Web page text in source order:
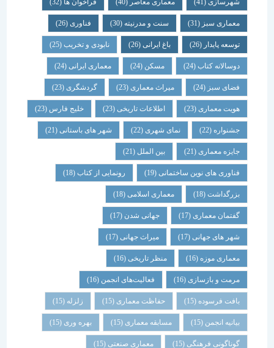
شهرسازی(41) معماری معاصر(40) فراخوان ها (32)
معماری سبز(31) سنت و مدرنیته(30) فناوری (26)
توسعه پایدار(26) باغ ایرانی(26) نابودی و تخریب(25)
دوسالانه کتاب(24) مسکن (24) معماری ایرانی(24)
فضای سبز(24) میراث معماری (23) گردشگری (23)
هویت معماری (23) اطلاعات تاریخی(23) خلیج فارس(23)
جشنواره(22) نمای شهری(22) شهر های باستانی (21)
جایزه معماری (21) بین الملل(21)
فناوری های نوین ساختمانی(19) رونمایی از کتاب (18)
بزرگداشت (18) معماری اسلامی(18)
گفتمان معماری (17) جهانی شدن(17)
شهر های جهانی(17) میراث جهانی(17)
معماری موزه(16) منظر تاریخی (16)
مرمت و بازسازی(16) فعالیت‌های انجمن(16)
بافت فرسوده (15) حفاظت معماری (15) زلزله
بیانیه انجمن(15) مسابقه معماری (15) بهره وری(15)
گوناگونی فرهنگی (15) معماری صنعتی(15)